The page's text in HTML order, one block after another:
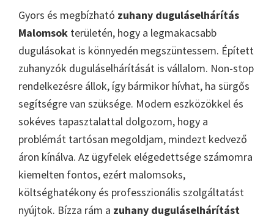
Gyors és megbízható zuhany duguláselhárítás
Malomsok területén, hogy a legmakacsabb
dugulásokat is könnyedén megszüntessem. Épített
zuhanyzók duguláselhárítását is vállalom. Non-stop
rendelkezésre állok, így bármikor hívhat, ha sürgős
segítségre van szüksége. Modern eszközökkel és
sokéves tapasztalattal dolgozom, hogy a
problémát tartósan megoldjam, mindezt kedvező
áron kínálva. Az ügyfelek elégedettsége számomra
kiemelten fontos, ezért malomsoks,
költséghatékony és professzionális szolgáltatást
nyújtok. Bízza rám a zuhany duguláselhárítást